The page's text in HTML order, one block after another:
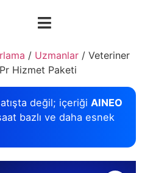
/ Uzmanlar / Veteriner
Hizmet Paketi
değil; içeriği AINEO
bazlı ve daha esnek